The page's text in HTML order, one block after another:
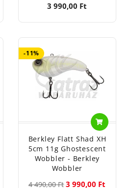
3 990,00 Ft
-11%
Berkley Flatt Shad XH
5cm 11g Ghostescent
Wobbler - Berkley
Wobbler
4 490,00 Ft 3 990,00 Ft